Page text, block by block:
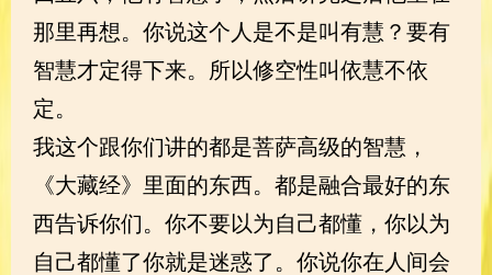
那里再想。你说这个人是不是叫有慧？要有
智慧才定得下来。所以修空性叫依慧不依
定。
我这个跟你们讲的都是菩萨高级的智慧，
《大藏经》里面的东西。都是融合最好的东
西告诉你们。你不要以为自己都懂，你以为
自己都懂了你就是迷惑了。你说你在人间会